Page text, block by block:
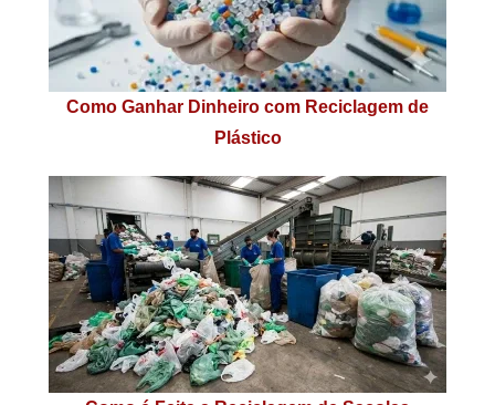
Como Ganhar Dinheiro com Reciclagem de
Plástico